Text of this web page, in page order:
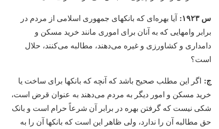
س ۱۹۲۳:
آیا بهره‏‌ای که بانکهای جمهوری اسلامی از مردم در
برابر وامهایی که به آنان برای اموری مانند خرید مسکن و
دامداری و کشاورزی و غیره می‏‌دهند، مطالبه می‏‌کنند، حلال
است؟
ج: اگر این مطلب صحیح باشد که آنچه که بانکها برای ساخت یا
خرید مسکن و امور دیگر به مردم می‏‌دهند به عنوان قرض است،
شکی نیست که گرفتن بهره در برابر آن شرعاً حرام است و بانک
حق مطالبه آن را ندارد، ولی ظاهر این است که بانکها آن را به